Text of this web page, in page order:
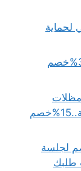
لحماية
تركيب مظلات حدائق خشبية بالرياض..30%خصم
استراحات حديثة..مظلة استراحة كلاسيكية..15%خصم
بالرياض..بـ33%خصم لجلسة
طلبك